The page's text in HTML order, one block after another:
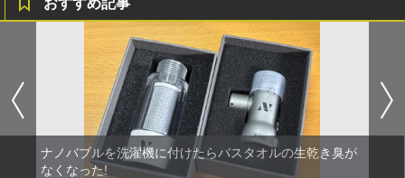
ナノバブルを洗濯機に付けたらバスタオルの生乾き臭が
なくなった!